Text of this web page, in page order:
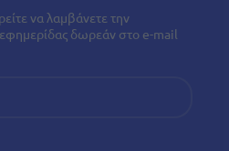
να λαμβάνετε την
δωρεάν στο e-mail